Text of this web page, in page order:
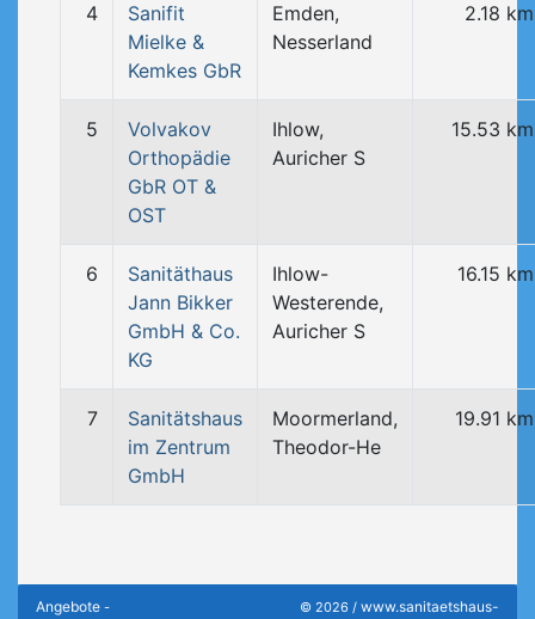
4
Sanifit
Mielke &
Kemkes GbR
Emden,
Nesserland
2.18 km
5
Volvakov
Orthopädie
GbR OT &
OST
Ihlow,
Auricher S
15.53 km
6
Sanitäthaus
Jann Bikker
GmbH & Co.
KG
Ihlow-
Westerende,
Auricher S
16.15 km
7
Sanitätshaus
im Zentrum
GmbH
Moormerland,
Theodor-He
19.91 km
Angebote - © 2026 / www.sanitaetshaus-